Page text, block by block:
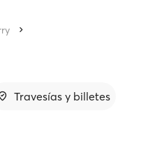
Travesías y billetes